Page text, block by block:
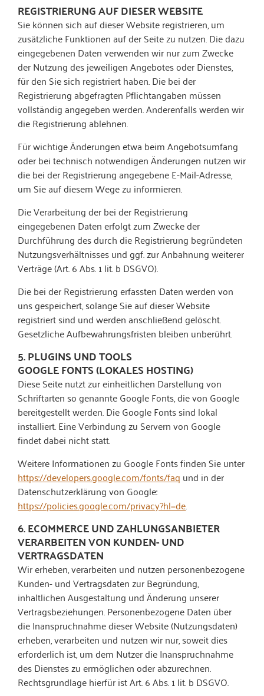
REGISTRIERUNG AUF DIESER WEBSITE
Sie können sich auf dieser Website registrieren, um
zusätzliche Funktionen auf der Seite zu nutzen. Die dazu
eingegebenen Daten verwenden wir nur zum Zwecke
der Nutzung des jeweiligen Angebotes oder Dienstes,
für den Sie sich registriert haben. Die bei der
Registrierung abgefragten Pflichtangaben müssen
vollständig angegeben werden. Anderenfalls werden wir
die Registrierung ablehnen.
Für wichtige Änderungen etwa beim Angebotsumfang
oder bei technisch notwendigen Änderungen nutzen wir
die bei der Registrierung angegebene E-Mail-Adresse,
um Sie auf diesem Wege zu informieren.
Die Verarbeitung der bei der Registrierung
eingegebenen Daten erfolgt zum Zwecke der
Durchführung des durch die Registrierung begründeten
Nutzungsverhältnisses und ggf. zur Anbahnung weiterer
Verträge (Art. 6 Abs. 1 lit. b DSGVO).
Die bei der Registrierung erfassten Daten werden von
uns gespeichert, solange Sie auf dieser Website
registriert sind und werden anschließend gelöscht.
Gesetzliche Aufbewahrungsfristen bleiben unberührt.
5. PLUGINS UND TOOLS
GOOGLE FONTS (LOKALES HOSTING)
Diese Seite nutzt zur einheitlichen Darstellung von
Schriftarten so genannte Google Fonts, die von Google
bereitgestellt werden. Die Google Fonts sind lokal
installiert. Eine Verbindung zu Servern von Google
findet dabei nicht statt.
Weitere Informationen zu Google Fonts finden Sie unter
https://developers.google.com/fonts/faq und in der
Datenschutzerklärung von Google:
https://policies.google.com/privacy?hl=de.
6. ECOMMERCE UND ZAHLUNGS­ANBIETER
VERARBEITEN VON KUNDEN- UND
VERTRAGSDATEN
Wir erheben, verarbeiten und nutzen personenbezogene
Kunden- und Vertragsdaten zur Begründung,
inhaltlichen Ausgestaltung und Änderung unserer
Vertragsbeziehungen. Personenbezogene Daten über
die Inanspruchnahme dieser Website (Nutzungsdaten)
erheben, verarbeiten und nutzen wir nur, soweit dies
erforderlich ist, um dem Nutzer die Inanspruchnahme
des Dienstes zu ermöglichen oder abzurechnen.
Rechtsgrundlage hierfür ist Art. 6 Abs. 1 lit. b DSGVO.